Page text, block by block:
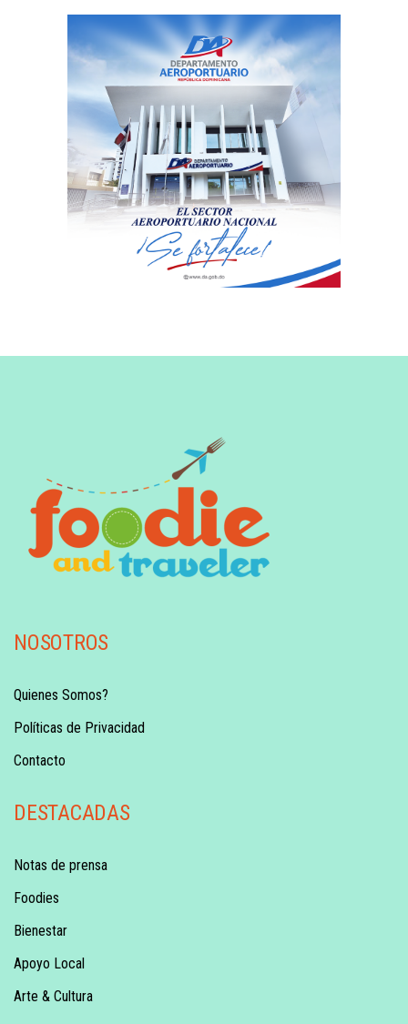
NOSOTROS
Quienes Somos?
Políticas de Privacidad
Contacto
DESTACADAS
Notas de prensa
Foodies
Bienestar
Apoyo Local
Arte & Cultura